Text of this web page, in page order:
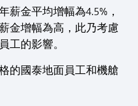
薪金平均增幅為4.5%，
金增幅為高，此乃考慮
工的影響。
的國泰地面員工和機艙